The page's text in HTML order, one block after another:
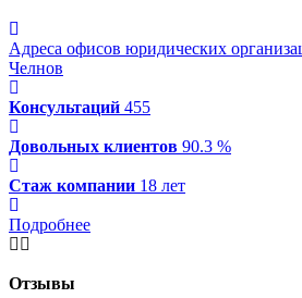
Адреса офисов юридических
Челнов
Консультаций 455
Довольных клиентов 90.3 %
Стаж компании 18 лет
Подробнее
Отзывы